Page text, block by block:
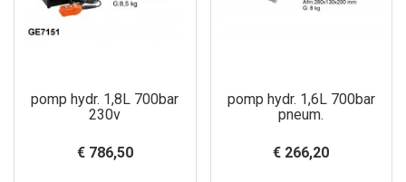
pomp hydr. 1,8L 700bar
230v
€ 786,50
pomp hydr. 1,6L 700bar
pneum.
€ 266,20